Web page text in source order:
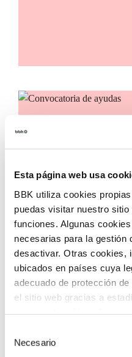
Esta página web usa
BBK utiliza cookies
puedas visitar nuestro
funciones. Algunas
necesarias para la gestión
desactivar. Otras cookies,
ubicados en países cuya
adecuado de protección
el sitio web gracias a
el uso que haga del sitio
Necesario
entidades del tercer
acelerar la
territorio.